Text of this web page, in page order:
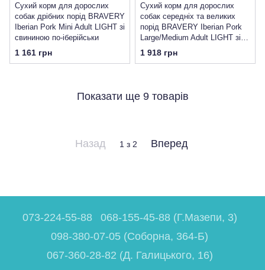
Сухий корм для дорослих
собак дрібних порід BRAVERY
Iberian Pork Mini Adult LIGHT зі
свининою по-іберійськи
1 161 грн
Сухий корм для дорослих
собак cередніх та великих
порід BRAVERY Iberian Pork
Large/Medium Adult LIGHT зі
свининою по-іберійськи
1 918 грн
Показати ще 9 товарів
Назад 1 з 2 Вперед
073-224-55-88
068-155-45-88 (Г.Мазепи, 3)
098-380-07-05 (Соборна, 364-Б)
067-360-28-82 (Д. Галицького, 16)